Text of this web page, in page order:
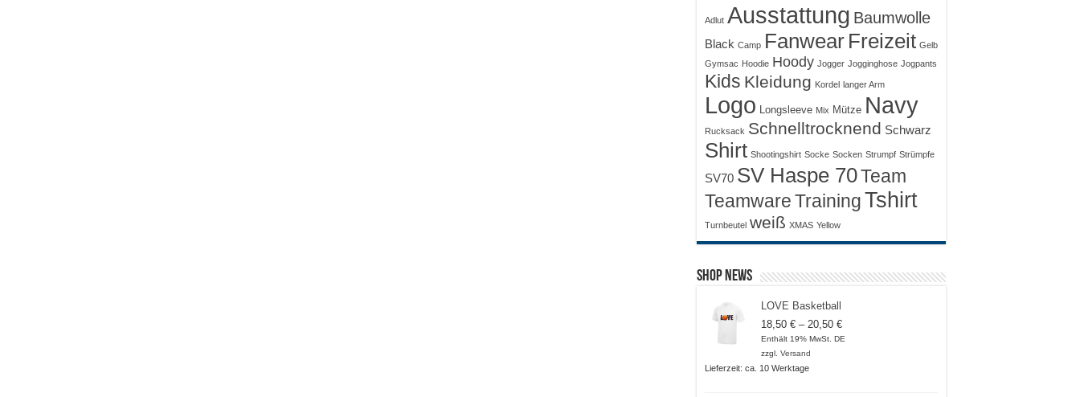
Adlut Ausstattung Baumwolle
Black Camp Fanwear Freizeit Gelb
Gymsac Hoodie Hoody Jogger Jogginghose Jogpants
Kids Kleidung Kordel langer Arm
Logo Longsleeve Mix Mütze Navy
Rucksack Schnelltrocknend Schwarz
Shirt Shootingshirt Socke Socken Strumpf Strümpfe
SV70 SV Haspe 70Team
Teamware TrainingTshirt
Turnbeutel weiß XMAS Yellow
Shop News
LOVE Basketball
18,50 € – 20,50 €Preisspanne:
18,50 €
Enthält 19% MwSt. DE
zzgl. Versand
Lieferzeit: ca. 10 Werktage